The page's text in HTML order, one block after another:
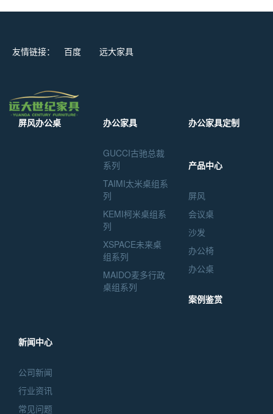
友情链接： 百度 远大家具
屏风办公桌 办公家具
GUCCI古驰总裁
系列
TAIMI太米桌组系
列
KEMI柯米桌组系
列
XSPACE未来桌
组系列
MAIDO麦多行政
桌组系列
办公家具定制
产品中心
屏风
会议桌
沙发
办公椅
办公桌
案例鉴赏
新闻中心
公司新闻
行业资讯
常见问题